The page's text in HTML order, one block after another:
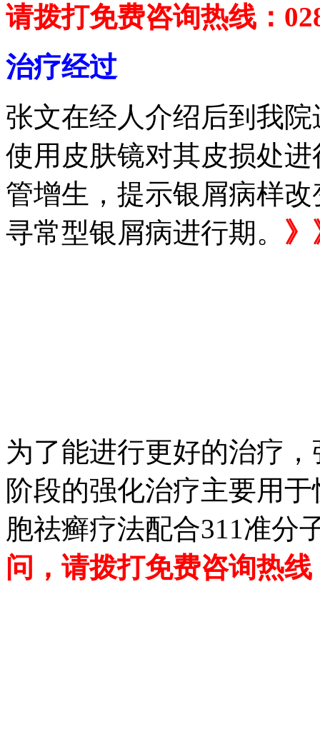
请拨打免费咨询热线：
治疗经过
张文在经人介绍后到我
使用皮肤镜对其皮损处
管增生，提示银屑病样
寻常型银屑病进行期。
为了能进行更好的治疗
阶段的强化治疗主要用
胞祛癣疗法配合311准分
问，请拨打免费咨询热线